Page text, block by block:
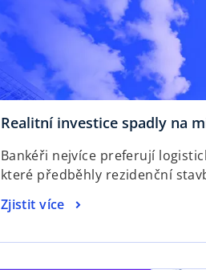
Realitní investice spadly na
Bankéři nejvíce preferují
které předběhly rezidenční
Zjistit více